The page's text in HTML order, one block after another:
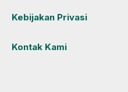
Kebijakan Privasi
Kontak Kami